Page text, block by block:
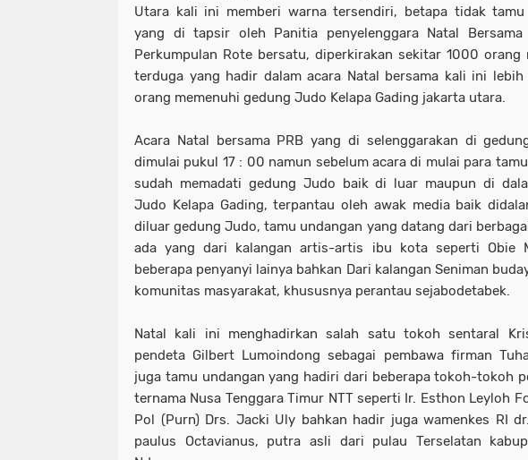
Utara kali ini memberi warna tersendiri, betapa tidak tamu
yang di tapsir oleh Panitia penyelenggara Natal Bersama
Perkumpulan Rote bersatu, diperkirakan sekitar 1000 orang
terduga yang hadir dalam acara Natal bersama kali ini
orang memenuhi gedung Judo Kelapa Gading jakarta utara.
Acara Natal bersama PRB yang di selenggarakan di
dimulai pukul 17 : 00 namun sebelum acara di mulai para
sudah memadati gedung Judo baik di luar maupun di
Judo Kelapa Gading, terpantau oleh awak media baik
diluar gedung Judo, tamu undangan yang datang dari
ada yang dari kalangan artis-artis ibu kota seperti Obie
beberapa penyanyi lainya bahkan Dari kalangan Seniman
komunitas masyarakat, khususnya perantau sejabodetabek.
Natal kali ini menghadirkan salah satu tokoh sentaral
pendeta Gilbert Lumoindong sebagai pembawa firman
juga tamu undangan yang hadiri dari beberapa tokoh-tokoh
ternama Nusa Tenggara Timur NTT seperti Ir. Esthon Leyloh
Pol (Purn) Drs. Jacki Uly bahkan hadir juga wamenkes RI
paulus Octavianus, putra asli dari pulau Terselatan